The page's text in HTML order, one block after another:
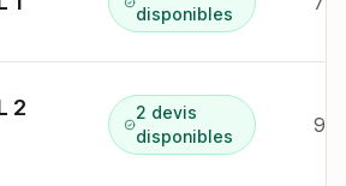
disponibles
2
2 devis
disponibles
9 r